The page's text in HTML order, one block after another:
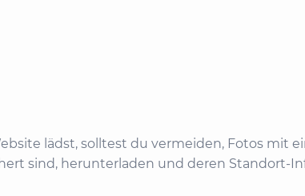
lädst, solltest du vermeiden, Fotos mit
sind, herunterladen und deren Standort-